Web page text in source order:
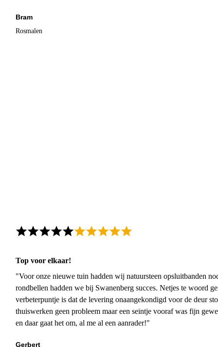
Bram
Rosmalen
Top voor elkaar!
"Voor onze nieuwe tuin hadden wij natuursteen opsluitbanden
rondbellen hadden we bij Swanenberg succes. Netjes te woord
verbeterpuntje is dat de levering onaangekondigd voor de deur
thuiswerken geen probleem maar een seintje vooraf was fijn
en daar gaat het om, al me al een aanrader!"
Gerbert